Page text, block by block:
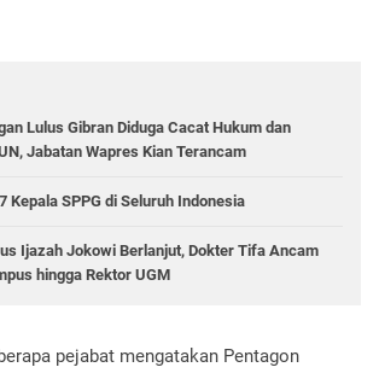
Lulus Gibran Diduga Cacat Hukum dan
Jabatan Wapres Kian Terancam
Kepala SPPG di Seluruh Indonesia
Ijazah Jokowi Berlanjut, Dokter Tifa Ancam
hingga Rektor UGM
pejabat mengatakan Pentagon